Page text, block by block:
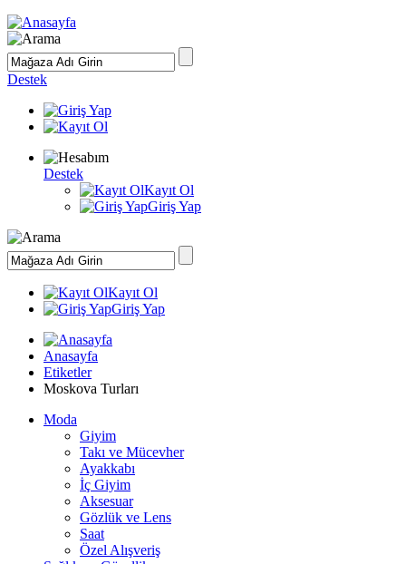
Destek
Destek
Kayıt Ol
Giriş Yap
Kayıt Ol
Giriş Yap
Anasayfa
Etiketler
Moskova Turları
Moda
Giyim
Takı ve Mücevher
Ayakkabı
İç Giyim
Aksesuar
Gözlük ve Lens
Saat
Özel Alışveriş